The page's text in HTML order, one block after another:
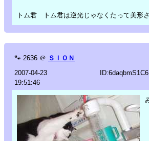
トム君 トム君は逆光じゃなくたって美形
🐾 2636 ＠ ＳＩＯＮ
2007-04-23
19:51:46
ID:6daqbmS1C6